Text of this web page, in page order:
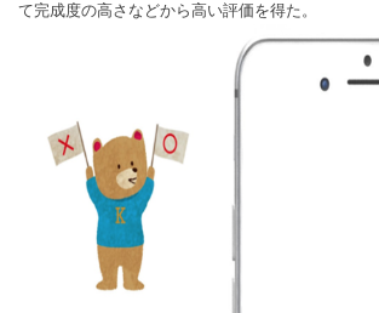
て完成度の高さなどから高い評価を得た。